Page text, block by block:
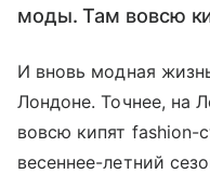
моды. Там вовсю
И вновь модная
Лондоне. Точнее, на
вовсю кипят fashion-
весеннее-летний